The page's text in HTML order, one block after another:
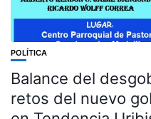
POLÍTICA
Balance del
retos del nuevo